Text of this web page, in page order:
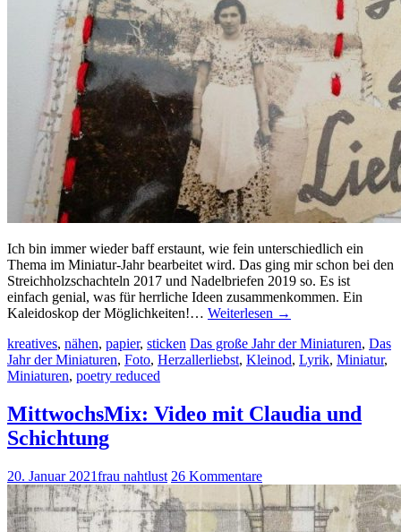
Ich bin immer wieder baff erstaunt, wie fein unterschiedlich ein
Thema im Miniatur-Jahr bearbeitet wird. Das ging mir schon bei den
Streichholzschachteln 2017 und Nadelbriefen 2019 so. Es ist
einfach genial, was für herrliche Ideen zusammenkommen. Ein
Kaleidoskop der Möglichkeiten!… Weiterlesen →
kreatives, nähen, papier, sticken Das große Jahr der Miniaturen, Das
Jahr der Miniaturen, Foto, Herzallerliebst, Kleinod, Lyrik, Miniatur,
Miniaturen, poetry reduced
MittwochsMix: Video mit Claudia und
Schichtung
20. Januar 2021frau nahtlust 26 Kommentare